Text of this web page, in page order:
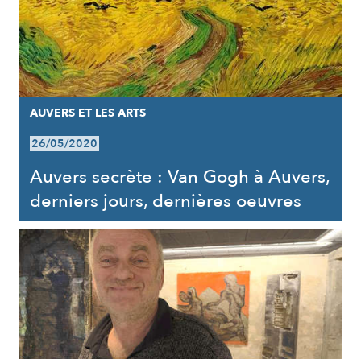
AUVERS ET LES ARTS
26/05/2020
Auvers secrète : Van Gogh à Auvers,
derniers jours, dernières oeuvres